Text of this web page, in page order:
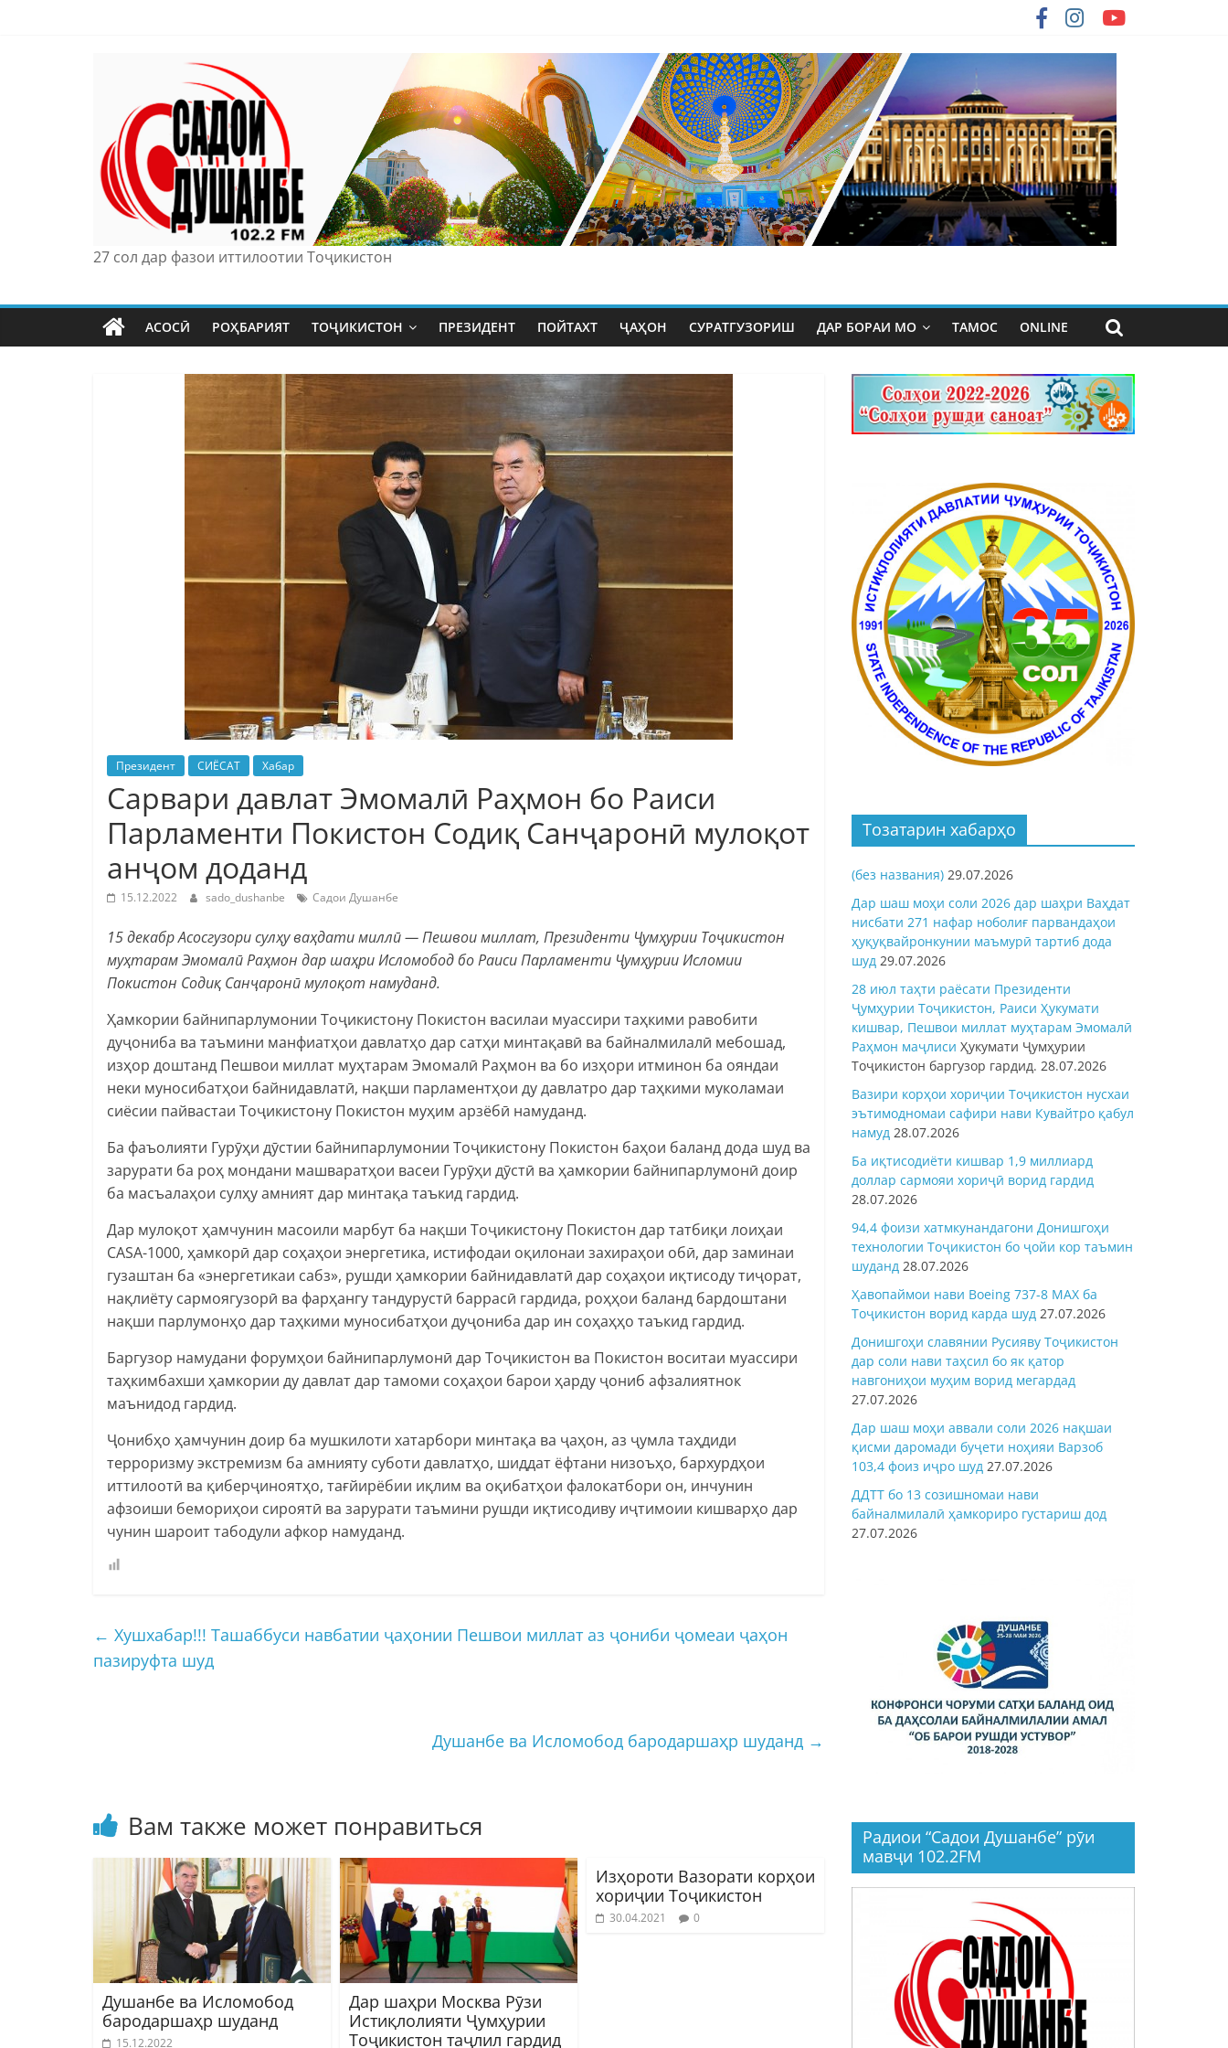
27 сол дар фазои иттилоотии Тоҷикистон
АСОСӢ РОҲБАРИЯТ ТОҶИКИСТОН ПРЕЗИДЕНТ ПОЙТАХТ ҶАҲОН СУРАТГУЗОРИШ ДАР БОРАИ МО ТАМОС ONLINE
Президент СИЁСАТ Хабар
Сарвари давлат Эмомалӣ Раҳмон бо Раиси
Парламенти Покистон Содиқ Санҷаронӣ мулоқот
анҷом доданд
15.12.2022 sado_dushanbe Садои Душанбе
15 декабр Асосгузори сулҳу ваҳдати миллӣ — Пешвои миллат, Президенти Ҷумҳурии Тоҷикистон
муҳтарам Эмомалӣ Раҳмон дар шаҳри Исломобод бо Раиси Парламенти Ҷумҳурии Исломии
Покистон Содиқ Санҷаронӣ мулоқот намуданд.
Ҳамкории байнипарлумонии Тоҷикистону Покистон василаи муассири таҳкими равобити
дуҷониба ва таъмини манфиатҳои давлатҳо дар сатҳи минтақавӣ ва байналмилалӣ мебошад,
изҳор доштанд Пешвои миллат муҳтарам Эмомалӣ Раҳмон ва бо изҳори итминон ба ояндаи
неки муносибатҳои байнидавлатӣ, нақши парламентҳои ду давлатро дар таҳкими муколамаи
сиёсии пайвастаи Тоҷикистону Покистон муҳим арзёбӣ намуданд.
Ба фаъолияти Гурӯҳи дӯстии байнипарлумонии Тоҷикистону Покистон баҳои баланд дода шуд ва
зарурати ба роҳ мондани машваратҳои васеи Гурӯҳи дӯстӣ ва ҳамкории байнипарлумонӣ доир
ба масъалаҳои сулҳу амният дар минтақа таъкид гардид.
Дар мулоқот ҳамчунин масоили марбут ба нақши Тоҷикистону Покистон дар татбиқи лоиҳаи
CASA-1000, ҳамкорӣ дар соҳаҳои энергетика, истифодаи оқилонаи захираҳои обӣ, дар заминаи
гузаштан ба «энергетикаи сабз», рушди ҳамкории байнидавлатӣ дар соҳаҳои иқтисоду тиҷорат,
нақлиёту сармоягузорӣ ва фарҳангу тандурустӣ баррасӣ гардида, роҳҳои баланд бардоштани
нақши парлумонҳо дар таҳкими муносибатҳои дуҷониба дар ин соҳаҳҳо таъкид гардид.
Баргузор намудани форумҳои байнипарлумонӣ дар Тоҷикистон ва Покистон воситаи муассири
таҳкимбахши ҳамкории ду давлат дар тамоми соҳаҳои барои ҳарду ҷониб афзалиятнок
маънидод гардид.
Ҷонибҳо ҳамчунин доир ба мушкилоти хатарбори минтақа ва ҷаҳон, аз ҷумла таҳдиди
терроризму экстремизм ба амнияту суботи давлатҳо, шиддат ёфтани низоъҳо, бархурдҳои
иттилоотӣ ва қиберҷиноятҳо, тағйирёбии иқлим ва оқибатҳои фалокатбори он, инчунин
афзоиши бемориҳои сироятӣ ва зарурати таъмини рушди иқтисодиву иҷтимоии кишварҳо дар
чунин шароит табодули афкор намуданд.
← Хушхабар!!! Ташаббуси навбатии ҷаҳонии Пешвои миллат аз ҷониби ҷомеаи ҷаҳон
пазируфта шуд
Душанбе ва Исломобод бародаршаҳр шуданд →
Вам также может понравиться
Душанбе ва Исломобод
бародаршаҳр шуданд
15.12.2022
Дар шаҳри Москва Рӯзи
Истиқлолияти Ҷумҳурии
Тоҷикистон таҷлил гардид
Изҳороти Вазорати корҳои
хориҷии Тоҷикистон
30.04.2021 0
Тозатарин хабарҳо
(без названия) 29.07.2026
Дар шаш моҳи соли 2026 дар шаҳри Ваҳдат
нисбати 271 нафар ноболиғ парвандаҳои
ҳуқуқвайронкунии маъмурӣ тартиб дода
шуд 29.07.2026
28 июл таҳти раёсати Президенти
Ҷумҳурии Тоҷикистон, Раиси Ҳукумати
кишвар, Пешвои миллат муҳтарам Эмомалӣ
Раҳмон маҷлиси Ҳукумати Ҷумҳурии
Тоҷикистон баргузор гардид. 28.07.2026
Вазири корҳои хориҷии Тоҷикистон нусхаи
эътимодномаи сафири нави Кувайтро қабул
намуд 28.07.2026
Ба иқтисодиёти кишвар 1,9 миллиард
доллар сармояи хориҷӣ ворид гардид
28.07.2026
94,4 фоизи хатмкунандагони Донишгоҳи
технологии Тоҷикистон бо ҷойи кор таъмин
шуданд 28.07.2026
Ҳавопаймои нави Boeing 737-8 MAX ба
Тоҷикистон ворид карда шуд 27.07.2026
Донишгоҳи славянии Русияву Тоҷикистон
дар соли нави таҳсил бо як қатор
навгониҳои муҳим ворид мегардад
27.07.2026
Дар шаш моҳи аввали соли 2026 нақшаи
қисми даромади буҷети ноҳияи Варзоб
103,4 фоиз иҷро шуд 27.07.2026
ДДТТ бо 13 созишномаи нави
байналмилалӣ ҳамкориро густариш дод
27.07.2026
Радиои “Садои Душанбе” рӯи
мавҷи 102.2FM